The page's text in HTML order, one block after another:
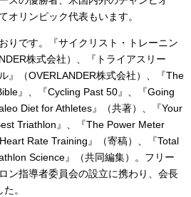
オリンピック代表もいます。
りです。『サイクリスト・トレーニン
株式会社）、『トライアスリー
』（OVERLANDER株式会社）、『The
』、『Cycling Past 50』、『Going
Diet for Athletes』（共著）、『Your
Triathlon』、『The Power Meter
Rate Training』（寄稿）、『Total
Science』（共同編集）。フリー
ン指導者委員会の設立に携わり、会長
。